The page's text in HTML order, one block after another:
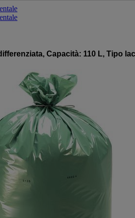
Capacità: 110 L, Tipo